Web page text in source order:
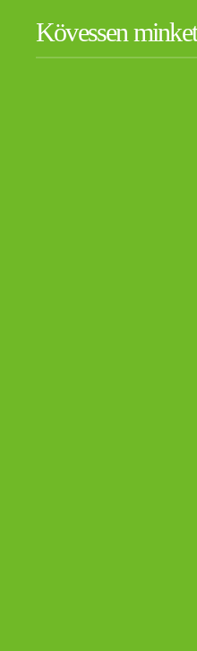
Kövessen